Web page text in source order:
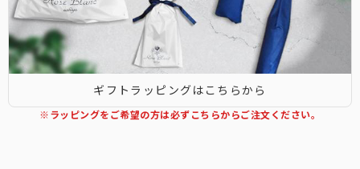
2段折りショート
折りたたみ日傘に見えない、丸くて美しいシルエット。
ミドルサイズ
インナー
普段着の下に着るだけで、UVを98%以上カットします。
サングラス
目からの紫外線もお肌の日焼けの原因。メラニングラスで対策を。
スキンケア
ギフトラッピングはこちらから
※ラッピングをご希望の方は必ずこちらからご注文ください。